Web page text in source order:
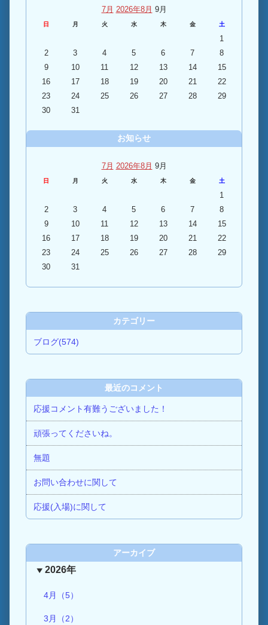
7月 2026年8月 9月
日 月 火 水 木 金 土
1
2
3 4 5 6 7
8
9
10 11 12 13 14
15
16
17 18 19 20 21
22
23
24 25 26 27 28
29
30
31
お知らせ
7月 2026年8月 9月
日 月 火 水 木 金 土
1
2
3 4 5 6 7
8
9
10 11 12 13 14
15
16
17 18 19 20 21
22
23
24 25 26 27 28
29
30
31
カテゴリー
ブログ(574)
最近のコメント
応援コメント有難うございました！
頑張ってくださいね。
無題
お問い合わせに関して
応援(入場)に関して
アーカイブ
2026年
4月（5）
3月（2）